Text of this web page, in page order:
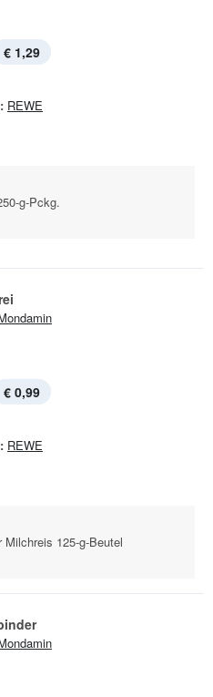
€ 1,29
REWE
g-Pckg.
€ 0,99
REWE
Milchreis 125-g-Beutel